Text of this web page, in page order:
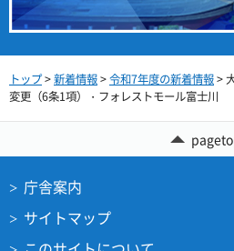
トップ>新着情報>令和7年度の新着情報>
変更（6条1項）・フォレストモール富士川
庁舎案内
サイトマップ